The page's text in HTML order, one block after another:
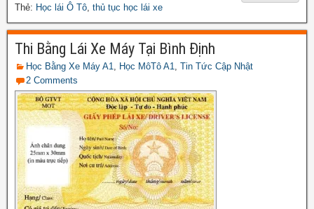
Thẻ: Học lái Ô Tô thủ tục học lái xe
Thi Bằng Lái Xe Máy Tại Bình Định
Học Bằng Xe Máy A1 Học MôTô A1
Tin Tức Cập Nhật
2 Comments